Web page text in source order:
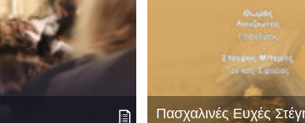
Πασχαλινές Ευχές